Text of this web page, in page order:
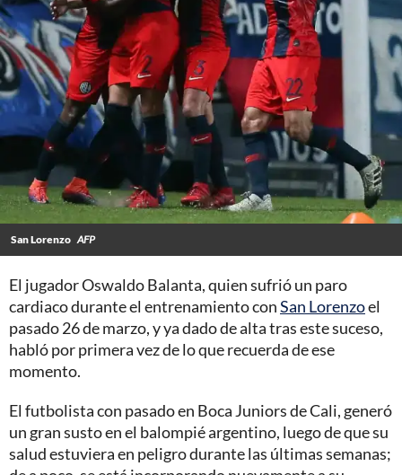
San Lorenzo AFP
El jugador Oswaldo Balanta, quien sufrió un paro
cardiaco durante el entrenamiento conSan Lorenzoel
pasado 26 de marzo, y ya dado de alta tras este suceso,
habló por primera vez de lo que recuerda de ese
momento.
El futbolista con pasado en Boca Juniors de Cali, generó
un gran susto en el balompié argentino, luego de que su
salud estuviera en peligro durante las últimas semanas;